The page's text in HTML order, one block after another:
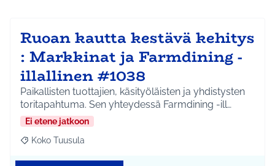
Ruoan kautta kestävä kehitys
: Markkinat ja Farmdining -
illallinen #1038
Paikallisten tuottajien, käsityöläisten ja yhdistysten
toritapahtuma. Sen yhteydessä Farmdining -ill…
Ei etene jatkoon
Rajaa tulokset aihepiirin mukaan: Koko Tuusula
Koko Tuusula